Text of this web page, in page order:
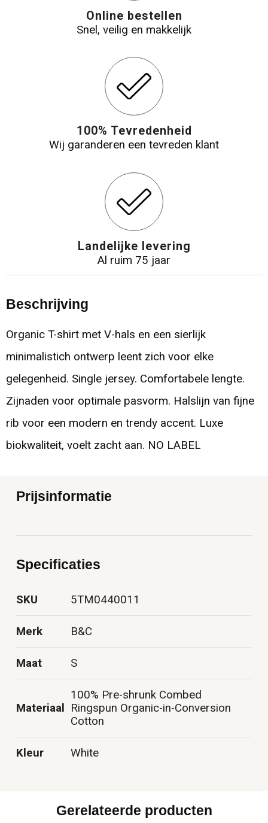
Online bestellen
Snel, veilig en makkelijk
100% Tevredenheid
Wij garanderen een tevreden klant
Landelijke levering
Al ruim 75 jaar
Beschrijving
Organic T-shirt met V-hals en een sierlijk
minimalistich ontwerp leent zich voor elke
gelegenheid. Single jersey. Comfortabele lengte.
Zijnaden voor optimale pasvorm. Halslijn van fijne
rib voor een modern en trendy accent. Luxe
biokwaliteit, voelt zacht aan. NO LABEL
Prijsinformatie
Specificaties
SKU 5TM0440011
Merk B&C
Maat S
Materiaal
100% Pre-shrunk Combed
Ringspun Organic-in-Conversion
Cotton
Kleur White
Gerelateerde producten